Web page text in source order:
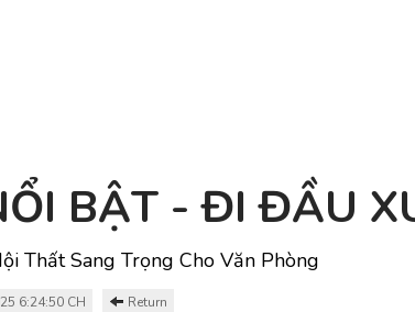
BẬT - ĐI ĐẦU
Thất Sang Trọng Cho Văn Phòng
6:24:50 CH Return